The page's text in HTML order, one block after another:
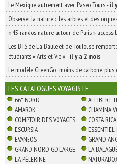
Le Mexique autrement avec Paseo Tours-il
Observer la nature : des arbres et des
« 45 randos nature autour de Paris »
Les BTS de La Baule et de Toulouse
étudiants « Arts et Vie »-il y a 2 mois
Le modèle GreenGo : moins de carbone,
LES CATALOGUES VOYAGISTE
66° NORD
ALLIBERT
AMAROK
CHAMINA
COMPTOIR DES VOYAGES
COSTA
ESCURSIA
ESSENTIEL
EVANEOS
GRAND
GRAND NORD GD LARGE
LA
LA PÈLERINE